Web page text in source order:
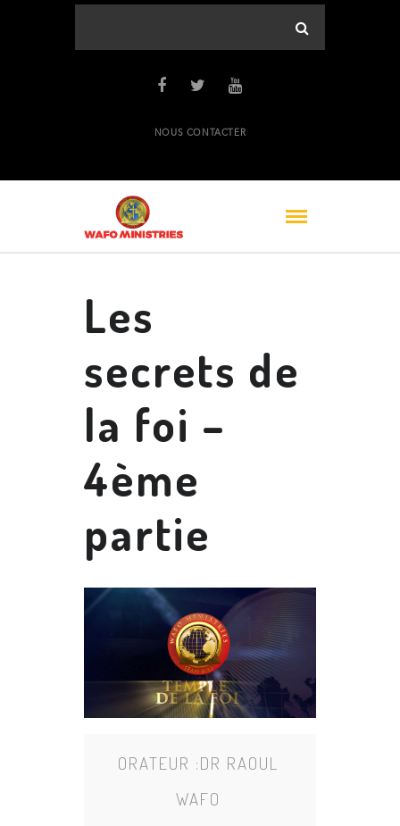
NOUS CONTACTER
Les
secrets de
la foi –
4ème
partie
ORATEUR :DR RAOUL
WAFO